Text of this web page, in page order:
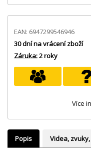
EAN: 6947299546946
30 dní na vrácení zboží
Záruka:2 roky
Více
Popis Videa,